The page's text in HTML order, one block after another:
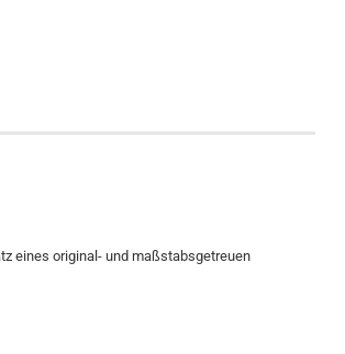
eines original- und maßstabsgetreuen